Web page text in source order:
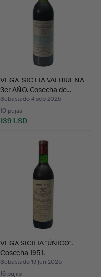
VEGA-SICILIA VALBIUENA
3er AÑO. Cosecha de…
Subastado 4 sep 2025
10 pujas
139 USD
VEGA SICILIA "ÚNICO".
Cosecha 1951.
Subastado 16 jun 2025
16 pujas